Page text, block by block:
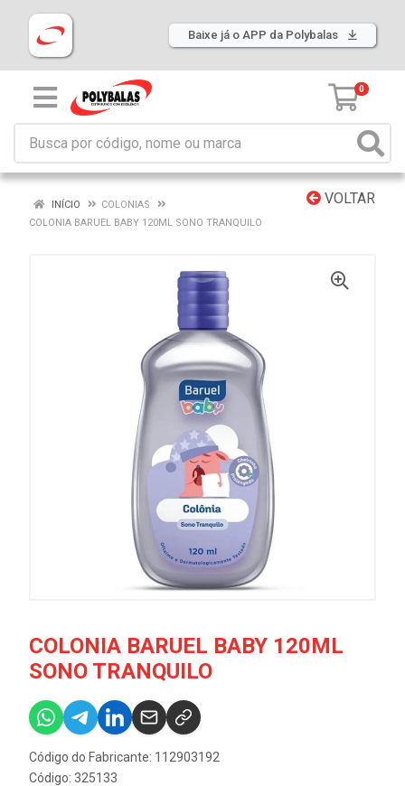
Baixe já o APP da Polybalas
0
VOLTAR
INÍCIO
COLONIAS
COLONIA BARUEL BABY 120ML SONO TRANQUILO
COLONIA BARUEL BABY 120ML
SONO TRANQUILO
Código do Fabricante: 112903192
Código: 325133